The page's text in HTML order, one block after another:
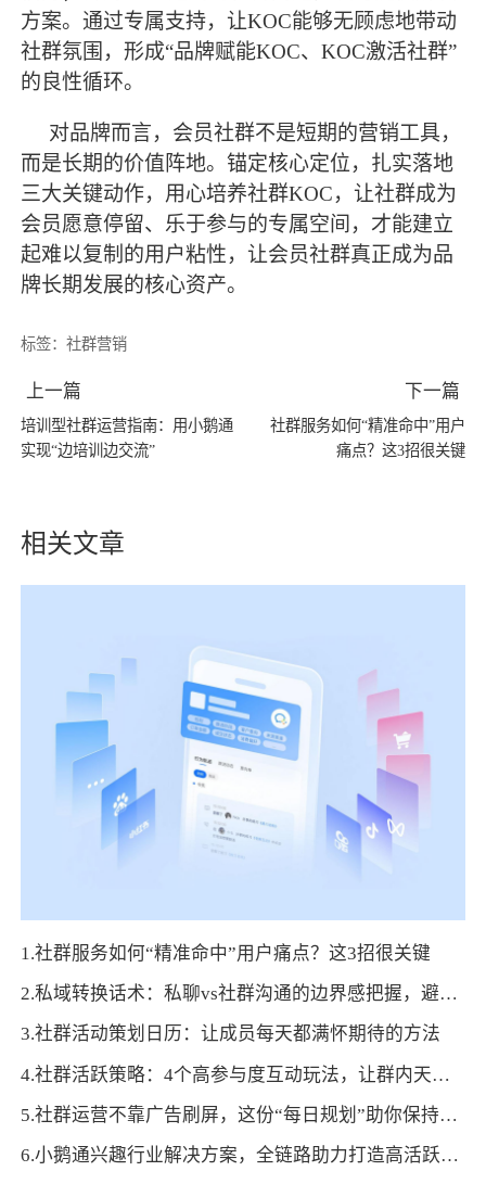
方案。通过专属支持，让KOC能够无顾虑地带动
社群氛围，形成“品牌赋能KOC、KOC激活社群”
的良性循环。
对品牌而言，会员社群不是短期的营销工具，
而是长期的价值阵地。锚定核心定位，扎实落地
三大关键动作，用心培养社群KOC，让社群成为
会员愿意停留、乐于参与的专属空间，才能建立
起难以复制的用户粘性，让会员社群真正成为品
牌长期发展的核心资产。
标签：社群营销
上一篇
培训型社群运营指南：用小鹅通
实现“边培训边交流”
下一篇
社群服务如何“精准命中”用户
痛点？这3招很关键
相关文章
1.社群服务如何“精准命中”用户痛点？这3招很关键
2.私域转换话术：私聊vs社群沟通的边界感把握，避免用户反感
3.社群活动策划日历：让成员每天都满怀期待的方法
4.社群活跃策略：4个高参与度互动玩法，让群内天天有讨论
5.社群运营不靠广告刷屏，这份“每日规划”助你保持活跃氛围
6.小鹅通兴趣行业解决方案，全链路助力打造高活跃用户生态！